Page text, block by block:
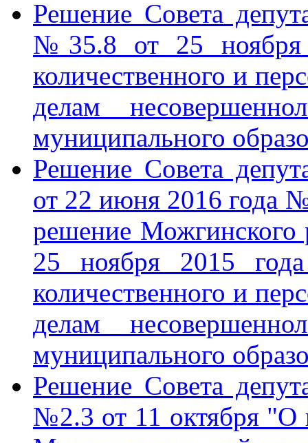
Решение Совета
№35.8 от 25 ноября
количественного и
делам
муниципального
Решение Совета
от 22 июня 2016 года
решение Можгинского
25 ноября 2015
количественного и
делам
муниципального
Решение Совета
№2.3 от 11 октября "О